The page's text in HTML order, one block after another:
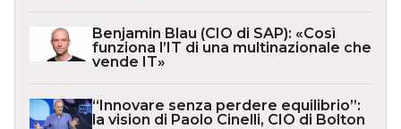
Benjamin Blau (CIO di SAP): «Così
funziona l’IT di una multinazionale che
vende IT»
“Innovare senza perdere equilibrio”:
la vision di Paolo Cinelli, CIO di Bolton